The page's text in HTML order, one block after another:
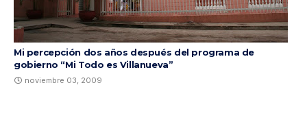
Mi percepción dos años después del programa de
gobierno “Mi Todo es Villanueva”
noviembre 03, 2009